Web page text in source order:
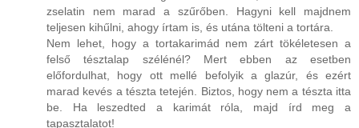
zselatin nem marad a szűrőben. Hagyni kell majdnem
teljesen kihűlni, ahogy írtam is, és utána tölteni a tortára.
Nem lehet, hogy a tortakarimád nem zárt tökéletesen a
felső tésztalap szélénél? Mert ebben az esetben
előfordulhat, hogy ott mellé befolyik a glazúr, és ezért
marad kevés a tészta tetején. Biztos, hogy nem a tészta itta
be. Ha leszedted a karimát róla, majd írd meg a
tapasztalatot!